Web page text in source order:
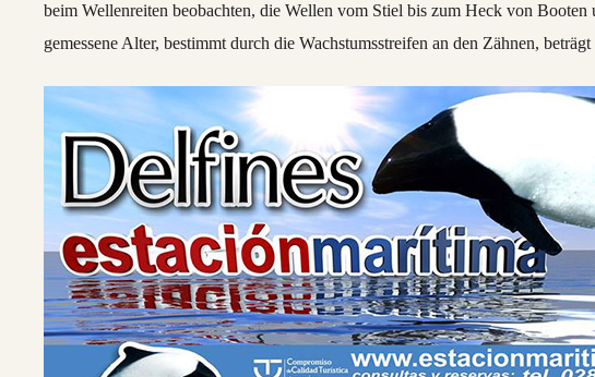
beim Wellenreiten beobachten, die Wellen vom Stiel bis zum Heck von
gemessene Alter, bestimmt durch die Wachstumsstreifen an den Zähnen, beträgt